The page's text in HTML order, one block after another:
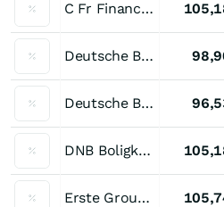
C Fr Financial Local 2,875 % bis 04/30
Deutsche Bahn Unternehmensanleihe 0,45 % bis 11/30
Deutsche Bahn Unternehmensanleihe 0,50 % bis 06/34
DNB Boligkredit 2,00 % bis 09/30
Erste Group Bk 2,25 % bis 10/30